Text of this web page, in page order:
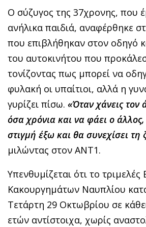
Ο σύζυγος της 37χρονης, που
ανήλικα παιδιά, αναφέρθηκε
που επιβλήθηκαν στον οδηγό
του αυτοκινήτου που
τονίζοντας πως μπορεί να
φυλακή οι υπαίτιοι, αλλά η
γυρίζει πίσω. «Όταν χάνεις
όσα χρόνια και να φάει ο
στιγμή έξω και θα συνεχίσει τη
μιλώντας στον ΑΝΤ1.
Υπενθυμίζεται ότι το τριμελές
Κακουργημάτων Ναυπλίου
Τετάρτη 29 Οκτωβρίου σε
ετών αντίστοιχα, χωρίς